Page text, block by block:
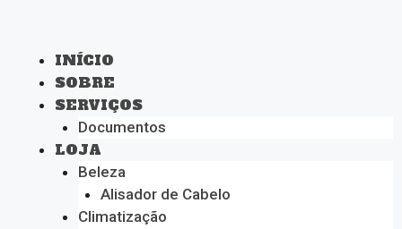
INÍCIO
SOBRE
SERVIÇOS
Documentos
LOJA
Beleza
Alisador de Cabelo
Climatização